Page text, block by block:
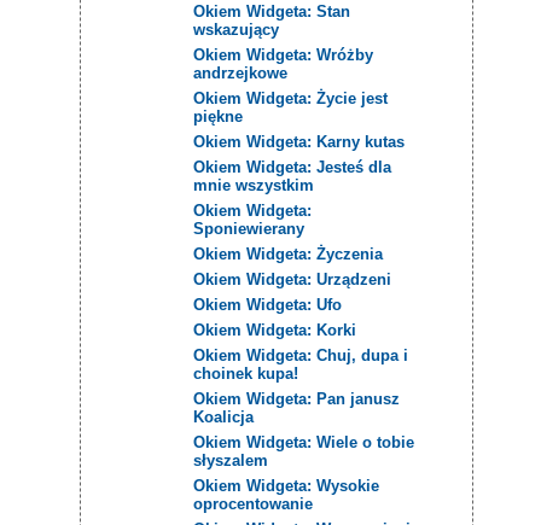
Okiem Widgeta: Stan
wskazujący
Okiem Widgeta: Wróżby
andrzejkowe
Okiem Widgeta: Życie jest
piękne
Okiem Widgeta: Karny kutas
Okiem Widgeta: Jesteś dla
mnie wszystkim
Okiem Widgeta:
Sponiewierany
Okiem Widgeta: Życzenia
Okiem Widgeta: Urządzeni
Okiem Widgeta: Ufo
Okiem Widgeta: Korki
Okiem Widgeta: Chuj, dupa i
choinek kupa!
Okiem Widgeta: Pan janusz
Koalicja
Okiem Widgeta: Wiele o tobie
słyszalem
Okiem Widgeta: Wysokie
oprocentowanie